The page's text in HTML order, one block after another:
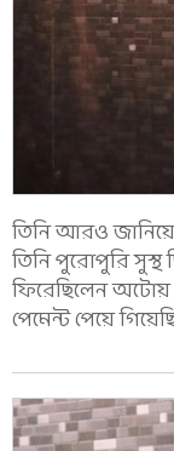
তিনি আরও
তিনি পুরোপুরি সুস্থ
ফিরেছিলেন
পেমেন্ট পেয়ে